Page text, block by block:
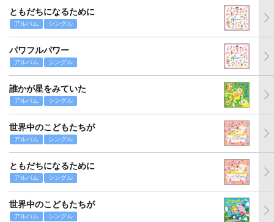
ともだちになるために
アルバム シングル
パワフルパワー
アルバム シングル
誰かが星をみていた
アルバム シングル
世界中のこどもたちが
アルバム シングル
ともだちになるために
アルバム シングル
世界中のこどもたちが
アルバム シングル